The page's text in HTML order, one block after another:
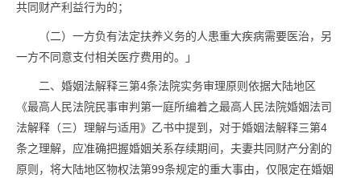
共同财产利益行为的；
（二）一方负有法定扶养义务的人患重大疾病需要医治，另
一方不同意支付相关医疗费用的。」
二、婚姻法解释三第4条法院实务审理原则依据大陆地区
《最高人民法院民事审判第一庭所编着之最高人民法院婚姻法司
法解释（三）理解与适用》乙书中提到，对于婚姻法解释三第4
条之理解，应准确把握婚姻关系存续期间，夫妻共同财产分割的
原则，将大陆地区物权法第99条规定的重大事由，仅限定在婚姻